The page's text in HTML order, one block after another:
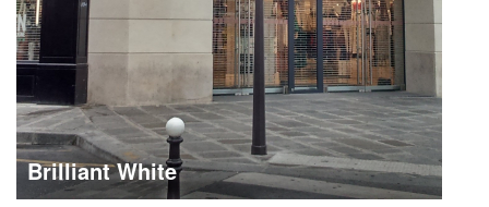
Brilliant White